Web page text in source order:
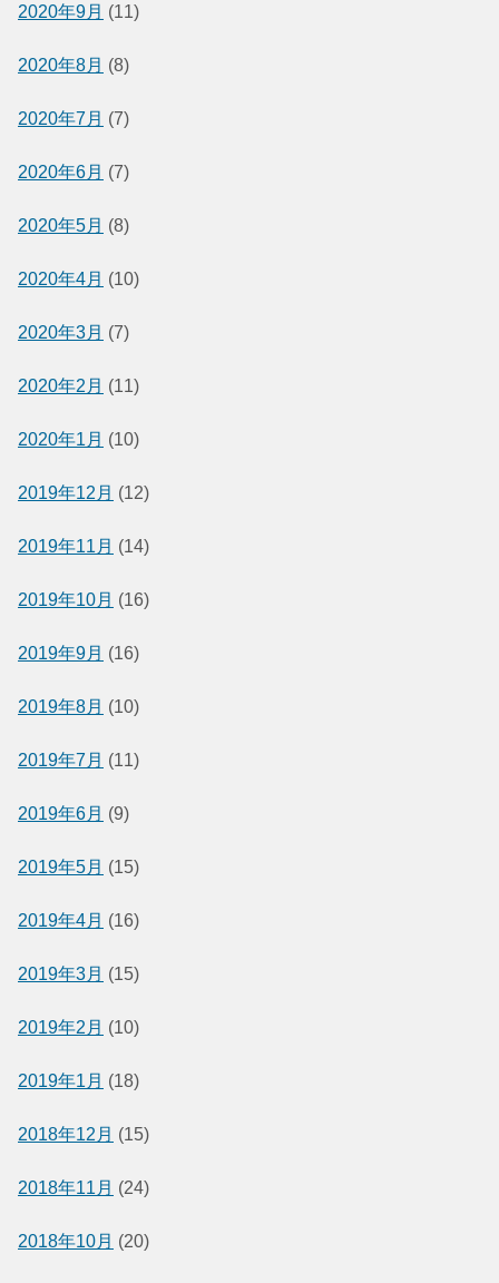
2020年9月 (11)
2020年8月 (8)
2020年7月 (7)
2020年6月 (7)
2020年5月 (8)
2020年4月 (10)
2020年3月 (7)
2020年2月 (11)
2020年1月 (10)
2019年12月 (12)
2019年11月 (14)
2019年10月 (16)
2019年9月 (16)
2019年8月 (10)
2019年7月 (11)
2019年6月 (9)
2019年5月 (15)
2019年4月 (16)
2019年3月 (15)
2019年2月 (10)
2019年1月 (18)
2018年12月 (15)
2018年11月 (24)
2018年10月 (20)